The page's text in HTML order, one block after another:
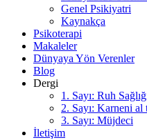
Genel Psikiyatri
Kaynakça
Psikoterapi
Makaleler
Dünyaya Yön Verenler
Blog
Dergi
1. Sayı: Ruh
2. Sayı: Karneni al
3. Sayı: Müjdeci
İletişim